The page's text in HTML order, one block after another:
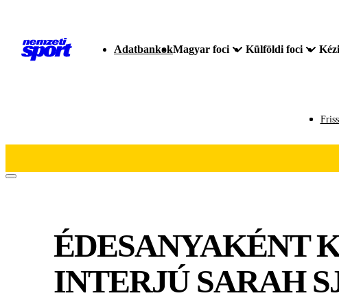
AdatbankokMagyar foci Külföldi foci Kézi
ÉDESANYAKÉNT
INTERJÚ SARAH